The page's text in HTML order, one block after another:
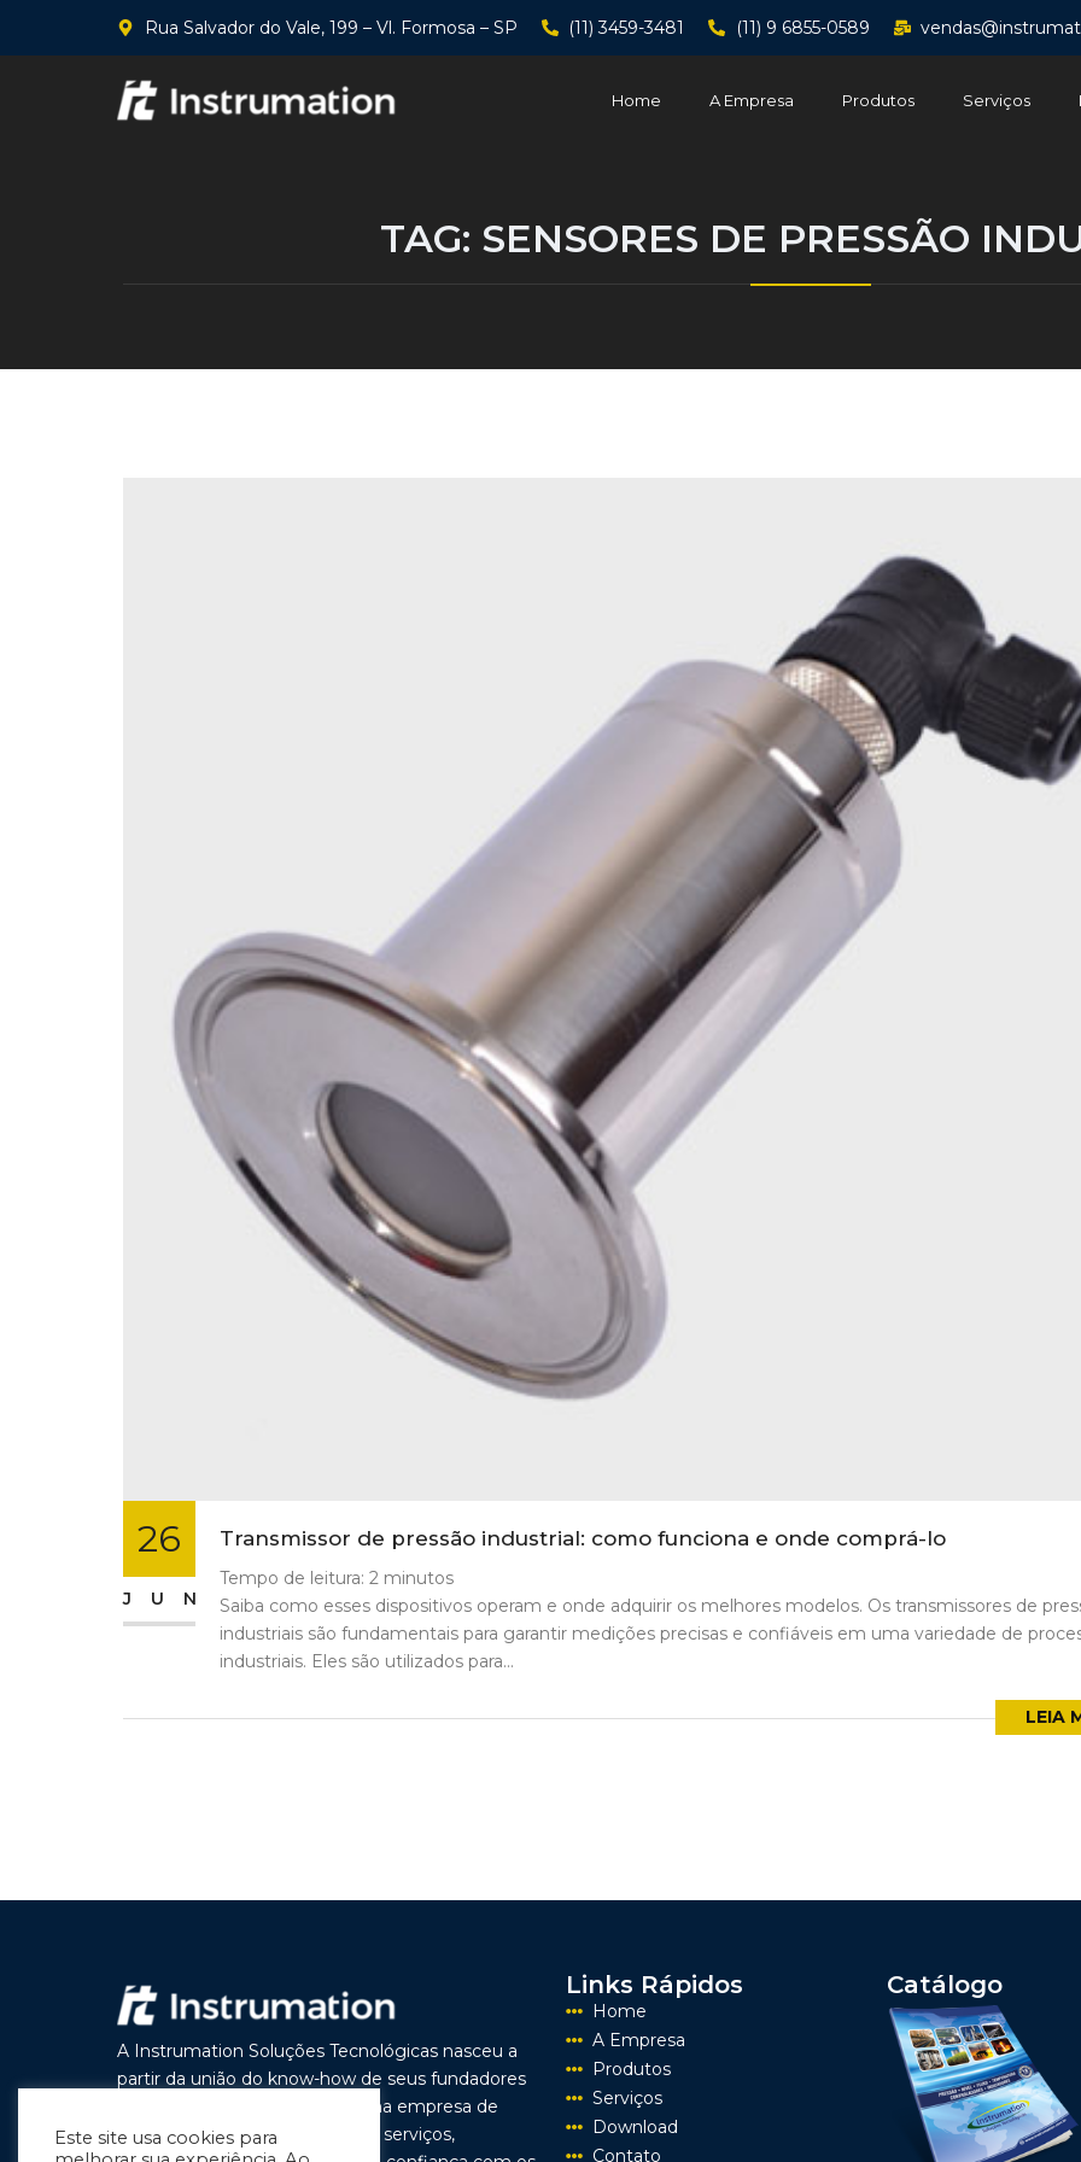
Rua Salvador do Vale, 199 – Vl. Formosa – SP (11) 3459-3481 (11) 9 6855-0589
Home A Empresa Produtos Serviços
TAG: SENSORES DE PRESSÃO
26
JUN
Transmissor de pressão industrial: como funciona e onde comprá-lo
Tempo de leitura: 2 minutos
Saiba como esses dispositivos operam e onde adquirir os melhores modelos. Os transmissores de
industriais são fundamentais para garantir medições precisas e confiáveis em uma variedade de
industriais. Eles são utilizados para...
LEIA
A Instrumation Soluções Tecnológicas nasceu a
partir da união do know-how de seus fundadores
com o objetivo de construir uma empresa de
vanguarda por seus produtos e serviços,
Links Rápidos
Home
A Empresa
Produtos
Serviços
Download
Contato
Catálogo
Este site usa cookies para